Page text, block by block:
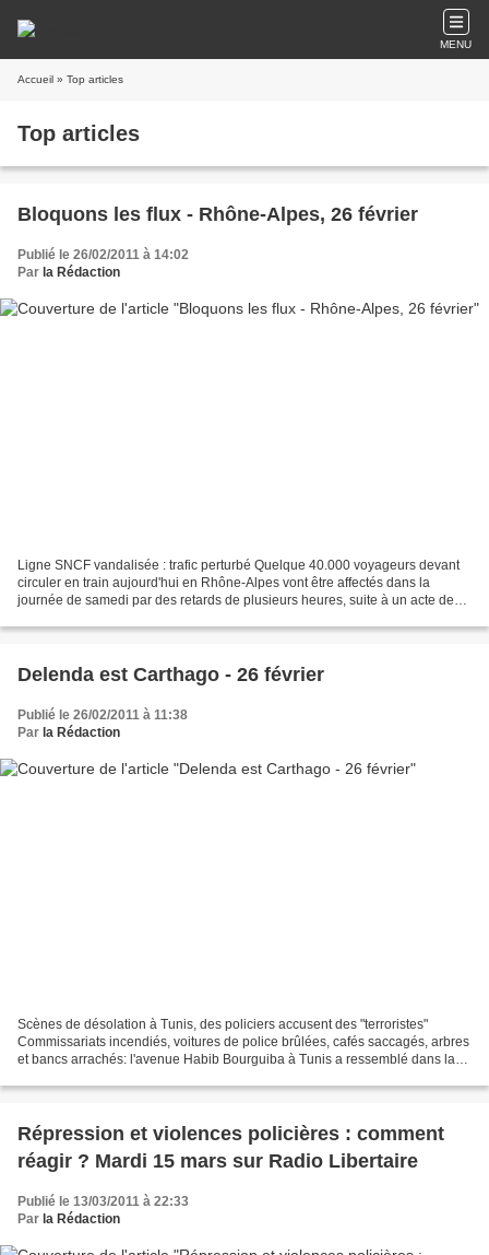
MENU
Accueil » Top articles
Top articles
Bloquons les flux - Rhône-Alpes, 26 février
Publié le 26/02/2011 à 14:02
Par la Rédaction
Ligne SNCF vandalisée : trafic perturbé Quelque 40.000 voyageurs devant
circuler en train aujourd'hui en Rhône-Alpes vont être affectés dans la
journée de samedi par des retards de plusieurs heures, suite à un acte de
Delenda est Carthago - 26 février
Publié le 26/02/2011 à 11:38
Par la Rédaction
Scènes de désolation à Tunis, des policiers accusent des "terroristes"
Commissariats incendiés, voitures de police brûlées, cafés saccagés, arbres
et bancs arrachés: l'avenue Habib Bourguiba à Tunis a ressemblé dans la
Répression et violences policières : comment
réagir ? Mardi 15 mars sur Radio Libertaire
Publié le 13/03/2011 à 22:33
Par la Rédaction